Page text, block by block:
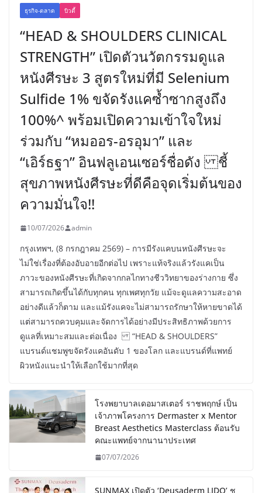
ธุรกิจ-ตลาด บิวตี้
“HEAD & SHOULDERS CLINICAL
STRENGTH” เปิดตัวนวัตกรรมดูแล
หนังศีรษะ 3 สูตรใหม่ที่มี Selenium
Sulfide 1% ขจัดรังแคซ้ำซากสูงถึง
100%^ พร้อมเปิดความเข้าใจใหม่
ร่วมกับ “หมออร-อรอุมา” และ
“เอิร์ธฐา” อินฟลูเอนเซอร์ชื่อดัง ชี้
สุขภาพหนังศีรษะที่ดีคือจุดเริ่มต้นของ
ความมั่นใจ!!
10/07/2026 admin
กรุงเทพฯ, (8 กรกฎาคม 2569) – การมีรังแคบนหนังศีรษะจะ
ไม่ใช่เรื่องที่ต้องอับอายอีกต่อไป เพราะแท้จริงแล้วรังแคเป็น
ภาวะของหนังศีรษะที่เกิดจากกลไกทางชีววิทยาของร่างกาย ซึ่ง
สามารถเกิดขึ้นได้กับทุกคน ทุกเพศทุกวัย แม้จะดูแลความสะอาด
อย่างดีแล้วก็ตาม และแม้รังแคจะไม่สามารถรักษาให้หายขาดได้
แต่สามารถควบคุมและจัดการได้อย่างมีประสิทธิภาพด้วยการ
ดูแลที่เหมาะสมและต่อเนื่อง “HEAD & SHOULDERS”
แบรนด์แชมพูขจัดรังแคอันดับ 1 ของโลก และแบรนด์ที่แพทย์
ผิวหนังแนะนำให้เลือกใช้มากที่สุด
โรงพยาบาลเดอมาสเตอร์ ราชพฤกษ์ เป็น
เจ้าภาพโครงการ Dermaster x Mentor
Breast Aesthetics Masterclass ต้อนรับ
คณะแพทย์จากนานาประเทศ
07/07/2026
SUNMAX เปิดตัว ‘Deusaderm LIDO’ ชู